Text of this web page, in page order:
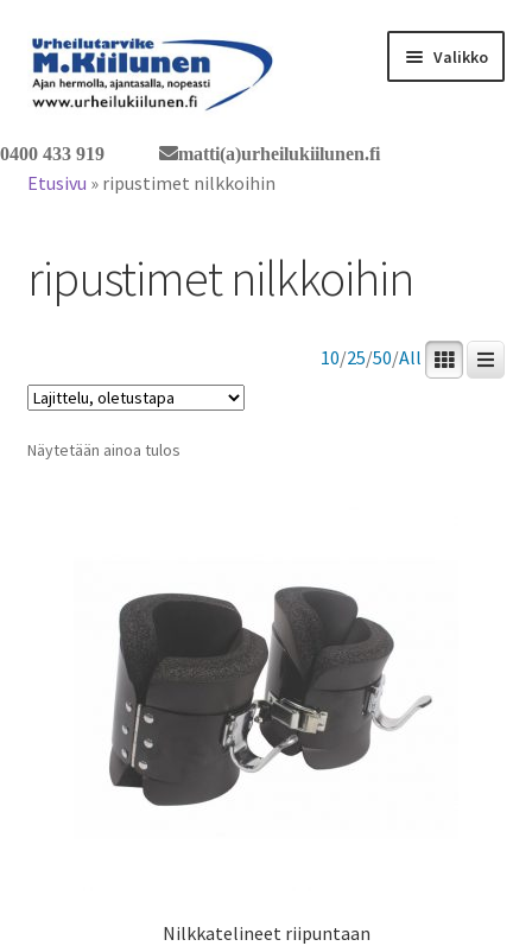
0400 433 919 matti(a)urheilukiilunen.fi
Siirry
navigointiin
Siirry
sisältöön
Valikko
Tervetuloa verkkokauppaan
Yhteystiedot
Etusivu » ripustimet nilkkoihin
ripustimet nilkkoihin
10/25/50/All
Näytetään ainoa tulos
Nilkkatelineet riipuntaan